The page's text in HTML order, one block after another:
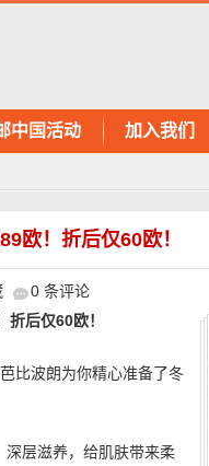
中国活动 加入我们
欧！折后仅60欧！
0 条评论
后仅60欧！
比波朗为你精心准备了冬
层滋养，给肌肤带来柔